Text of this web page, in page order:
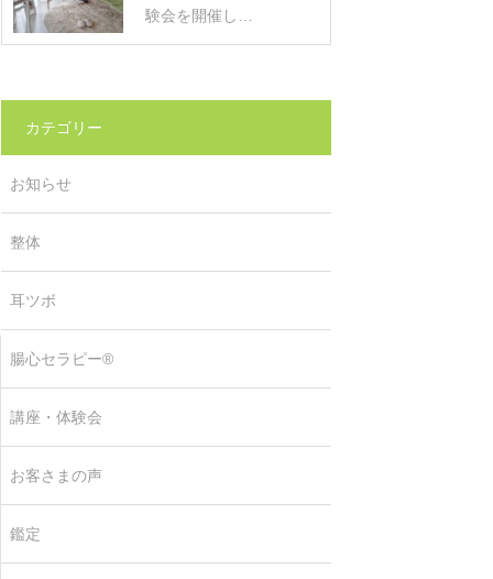
験会を開催し…
カテゴリー
お知らせ
整体
耳ツボ
腸心セラピー®
講座・体験会
お客さまの声
鑑定